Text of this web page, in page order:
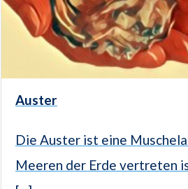
Auster
Die Auster ist eine
Meeren der Erde vertreten